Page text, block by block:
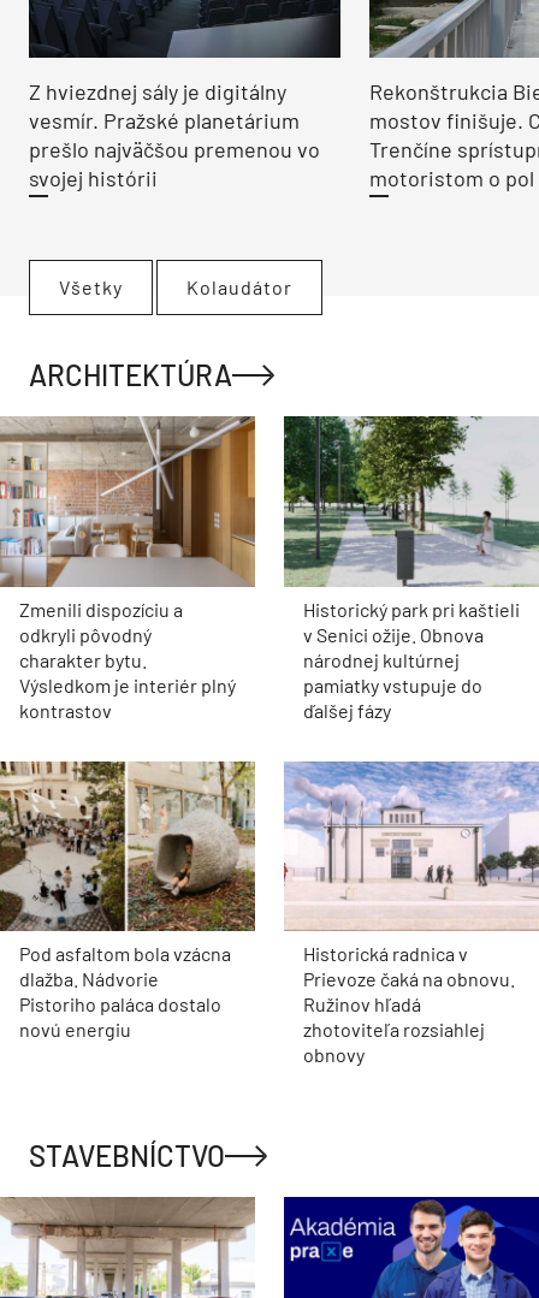
Z hviezdnej sály je digitálny
vesmír. Pražské planetárium
prešlo najväčšou premenou vo
svojej histórii
Rekonštrukcia
mostov finišuje.
Trenčíne
motoristom o pol
Všetky Kolaudátor
ARCHITEKTÚRA
Zmenili dispozíciu a
odkryli pôvodný
charakter bytu.
Výsledkom je interiér plný
kontrastov
Historický park pri kaštieli
v Senici ožije. Obnova
národnej kultúrnej
pamiatky vstupuje do
ďalšej fázy
Pod asfaltom bola vzácna
dlažba. Nádvorie
Pistoriho paláca dostalo
novú energiu
Historická radnica v
Prievoze čaká na obnovu.
Ružinov hľadá
zhotoviteľa rozsiahlej
obnovy
STAVEBNÍCTVO